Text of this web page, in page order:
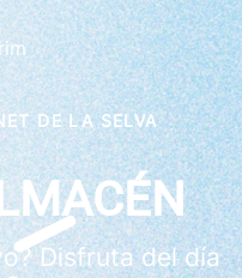
DE LA SELVA
Disfruta del día